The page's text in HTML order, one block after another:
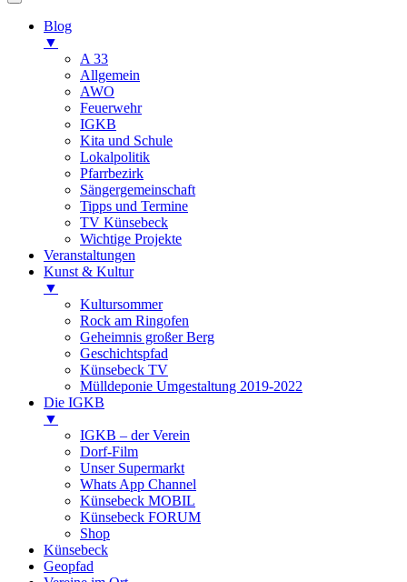
Blog
▼
A 33
Allgemein
AWO
Feuerwehr
IGKB
Kita und Schule
Lokalpolitik
Pfarrbezirk
Sängergemeinschaft
Tipps und Termine
TV Künsebeck
Wichtige Projekte
Veranstaltungen
Kunst & Kultur
▼
Kultursommer
Rock am Ringofen
Geheimnis großer Berg
Geschichtspfad
Künsebeck TV
Mülldeponie Umgestaltung 2019-2022
Die IGKB
▼
IGKB – der Verein
Dorf-Film
Unser Supermarkt
Whats App Channel
Künsebeck MOBIL
Künsebeck FORUM
Shop
Künsebeck
Geopfad